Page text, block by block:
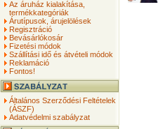
Az áruház kialakítása,
termékkategóriák
Árutípusok, árujelölések
Regisztráció
Bevásárlókosár
Fizetési módok
Szállítási idő és átvételi módok
Reklamáció
Fontos!
Általános Szerződési Feltételek
(ÁSZF)
Adatvédelmi szabályzat